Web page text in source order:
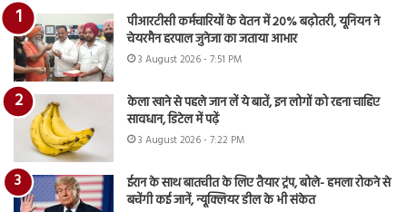
पीआरटीसी कर्मचारियों के वेतन में 20% बढ़ोतरी, यूनियन ने
चेयरमैन हरपाल जुनेजा का जताया आभार
3 August 2026 - 7:51 PM
केला खाने से पहले जान लें ये बातें, इन लोगों को रहना चाहिए
सावधान, डिटेल में पढ़ें
3 August 2026 - 7:22 PM
ईरान के साथ बातचीत के लिए तैयार ट्रंप, बोले- हमला रोकने से
बचेंगी कई जानें, न्यूक्लियर डील के भी संकेत